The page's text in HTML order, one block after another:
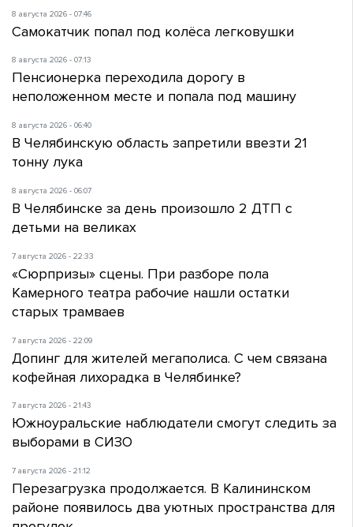
8 августа 2026 - 07:46
Самокатчик попал под колёса легковушки
8 августа 2026 - 07:13
Пенсионерка переходила дорогу в
неположенном месте и попала под машину
8 августа 2026 - 06:40
В Челябинскую область запретили ввезти 21
тонну лука
8 августа 2026 - 06:07
В Челябинске за день произошло 2 ДТП с
детьми на великах
7 августа 2026 - 22:33
«Сюрпризы» сцены. При разборе пола
Камерного театра рабочие нашли остатки
старых трамваев
7 августа 2026 - 22:09
Допинг для жителей мегаполиса. С чем связана
кофейная лихорадка в Челябинке?
7 августа 2026 - 21:43
Южноуральские наблюдатели смогут следить за
выборами в СИЗО
7 августа 2026 - 21:12
Перезагрузка продолжается. В Калининском
районе появилось два уютных пространства для